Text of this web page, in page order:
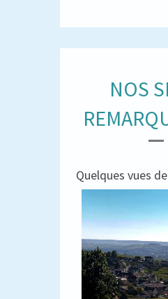
NOS
Quelques vues